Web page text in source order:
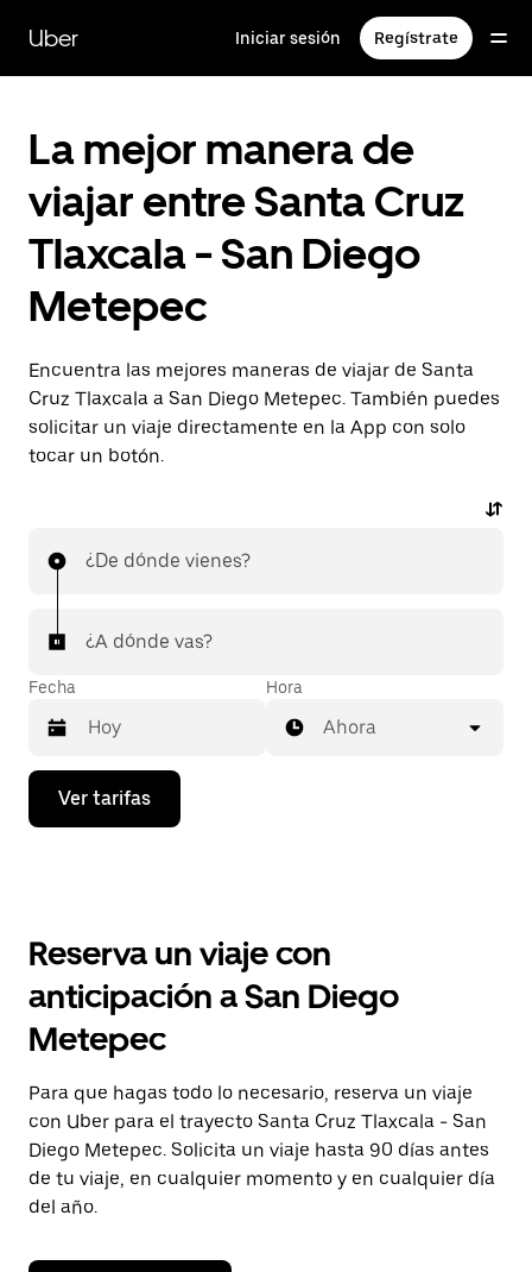
contenido
principal
Uber Iniciar sesión Regístrate
La mejor manera de
viajar entre Santa Cruz
Tlaxcala - San Diego
Metepec
Encuentra las mejores maneras de viajar de Santa
Cruz Tlaxcala a San Diego Metepec. También puedes
solicitar un viaje directamente en la App con solo
tocar un botón.
¿De dónde vienes?
¿A dónde vas?
Fecha
Presiona
flecha
el
y
selecciona
una
Presiona
la
tecla Esc
para
cerrar
el
calendario.
Hora
Ahora
Ver tarifas
Reserva un viaje con
anticipación a San Diego
Metepec
Para que hagas todo lo necesario, reserva un viaje
con Uber para el trayecto Santa Cruz Tlaxcala - San
Diego Metepec. Solicita un viaje hasta 90 días antes
de tu viaje, en cualquier momento y en cualquier día
del año.